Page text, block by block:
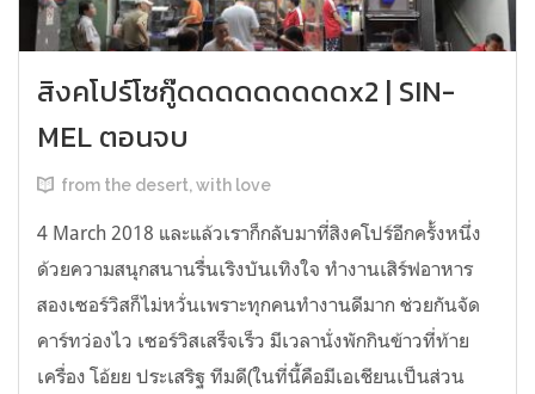
สิงคโปร์โซกู๊ดดดดดดดดดx2 | SIN-
MEL ตอนจบ
from the desert, with love
4 March 2018 และแล้วเราก็กลับมาที่สิงคโปร์อีกครั้งหนึ่ง
ด้วยความสนุกสนานรื่นเริงบันเทิงใจ ทำงานเสิร์ฟอาหาร
สองเซอร์วิสก็ไม่หวั่นเพราะทุกคนทำงานดีมาก ช่วยกันจัด
คาร์ทว่องไว เซอร์วิสเสร็จเร็ว มีเวลานั่งพักกินข้าวที่ท้าย
เครื่อง โอ้ยย ประเสริฐ ทีมดี(ในที่นี้คือมีเอเชียนเป็นส่วน